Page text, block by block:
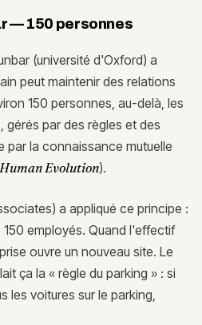
— 150 personnes
(université d'Oxford) a
peut maintenir des relations
150 personnes, au-delà, les
gérés par des règles et des
par la connaissance mutuelle
Evolution).
a appliqué ce principe :
employés. Quand l'effectif
ouvre un nouveau site. Le
ça la « règle du parking » : si
les voitures sur le parking,